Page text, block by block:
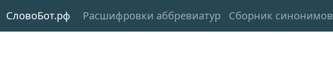
СловоБот.рф Расшифровки аббревиатур Сборник синонимов